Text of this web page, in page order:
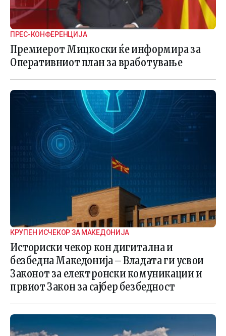
ПРЕС-КОНФЕРЕНЦИЈА
Премиерот Мицкоски ќе информира за
Оперативниот план за вработување
КРУПЕН ИСЧЕКОР ЗА МАКЕДОНИЈА
Историски чекор кон дигитална и
безбедна Македонија – Владата ги усвои
Законот за електронски комуникации и
првиот Закон за сајбер безбедност